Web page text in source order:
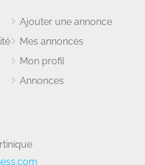
Ajouter une annonce
Mes annonces
Mon profil
Annonces